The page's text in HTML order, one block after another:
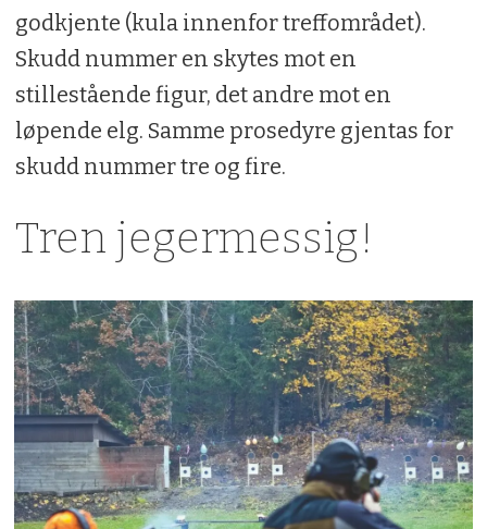
godkjente (kula innenfor treffområdet).
Skudd nummer en skytes mot en
stillestående figur, det andre mot en
løpende elg. Samme prosedyre gjentas for
skudd nummer tre og fire.
Tren jegermessig!